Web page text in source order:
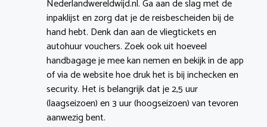
Nederlandwereldwijd.nl. Ga aan de slag met de
inpaklijst en zorg dat je de reisbescheiden bij de
hand hebt. Denk dan aan de vliegtickets en
autohuur vouchers. Zoek ook uit hoeveel
handbagage je mee kan nemen en bekijk in de app
of via de website hoe druk het is bij inchecken en
security. Het is belangrijk dat je 2,5 uur
(laagseizoen) en 3 uur (hoogseizoen) van tevoren
aanwezig bent.